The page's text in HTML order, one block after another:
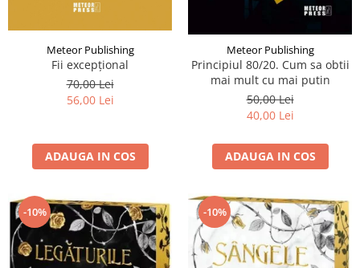
Meteor Publishing
Fii excepțional
70,00 Lei
56,00 Lei
ADAUGA IN COS
Meteor Publishing
Principiul 80/20. Cum sa obtii
mai mult cu mai putin
50,00 Lei
40,00 Lei
ADAUGA IN COS
-10% -10%